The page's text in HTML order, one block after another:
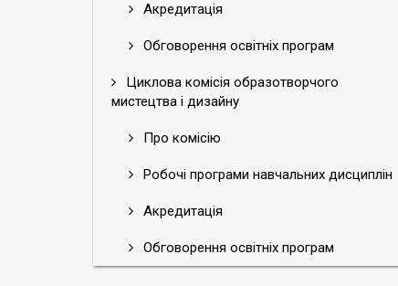
Акредитація
Обговорення освітніх програм
Циклова комісія образотворчого
мистецтва і дизайну
Про комісію
Робочі програми навчальних дисциплін
Акредитація
Обговорення освітніх програм